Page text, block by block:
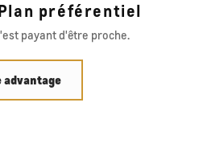
préférentiel
payant d'être proche.
advantage